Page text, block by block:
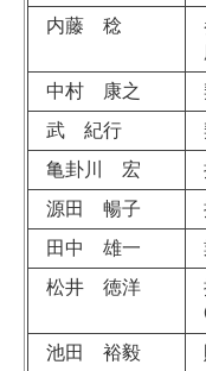
内藤 稔
中村 康之
武 紀行
亀卦川 宏
源田 暢子
田中 雄一
松井 徳洋
池田 裕毅